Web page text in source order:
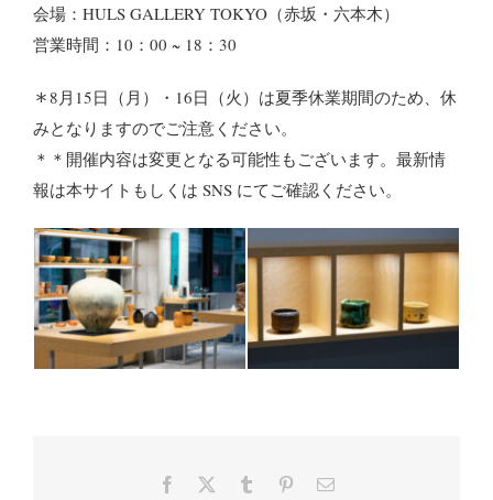
会場：HULS GALLERY TOKYO（赤坂・六本木）
営業時間：10：00 ~ 18：30
＊ 8月15日（月）・16日（火）は夏季休業期間のため、休
みとなりますのでご注意ください。
＊＊開催内容は変更となる可能性もございます。最新情
報は本サイトもしくは SNS にてご確認ください。
Facebook Tumblr Pinterest
電